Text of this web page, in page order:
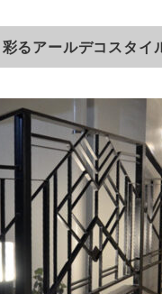
るアールデコスタ